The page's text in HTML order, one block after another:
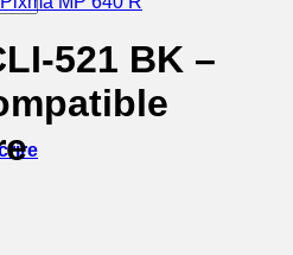
521 BK –